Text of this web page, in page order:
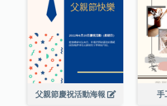
父親節慶祝活動海報 手